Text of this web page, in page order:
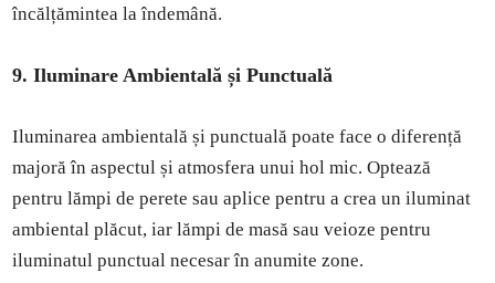
încălțămintea la îndemână.
9. Iluminare Ambientală și Punctuală
Iluminarea ambientală și punctuală poate face o diferență
majoră în aspectul și atmosfera unui hol mic. Optează
pentru lămpi de perete sau aplice pentru a crea un iluminat
ambiental plăcut, iar lămpi de masă sau veioze pentru
iluminatul punctual necesar în anumite zone.